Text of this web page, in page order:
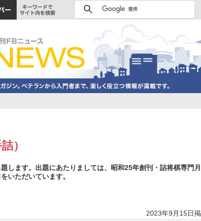
）
します。出題にあたりましては、昭和25年創刊・詰将棋専門月
いただいています。
2023年9月15日